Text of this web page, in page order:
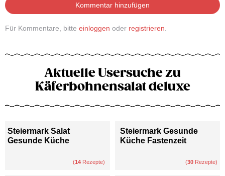
Kommentar hinzufügen
Für Kommentare, bitte einloggen oder registrieren
Aktuelle Usersuche zu
Käferbohnensalat deluxe
Steiermark Salat
Gesunde Küche
(14 Rezepte)
Steiermark Gesunde
Küche Fastenzeit
(30 Rezepte)